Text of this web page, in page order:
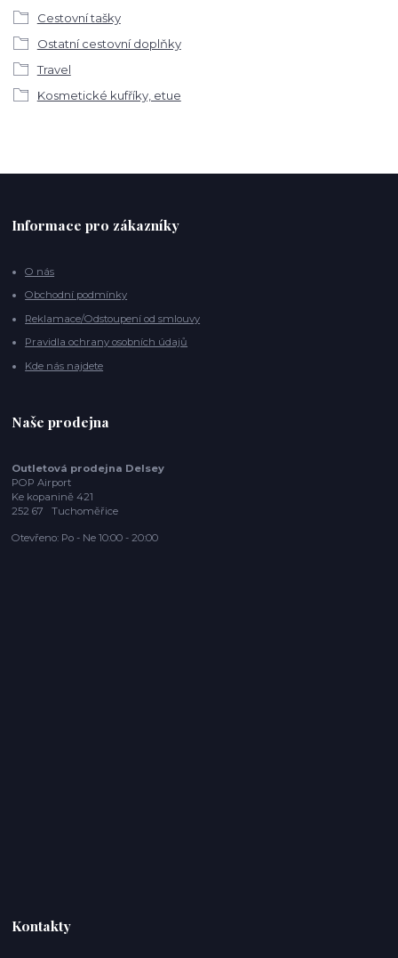
Cestovní tašky
Ostatní cestovní doplňky
Travel
Kosmetické kufříky, etue
Informace pro zákazníky
O nás
Obchodní podmínky
Reklamace/Odstoupení od smlouvy
Pravidla ochrany osobních údajů
Kde nás najdete
Naše prodejna
Outletová prodejna Delsey
POP Airport
Ke kopanině 421
252 67 Tuchoměřice
Otevřeno: Po - Ne 10:00 - 20:00
Kontakty